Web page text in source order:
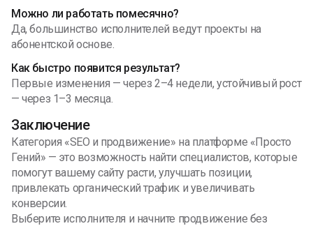
Можно ли работать помесячно?
Да, большинство исполнителей ведут проекты на
абонентской основе.
Как быстро появится результат?
Первые изменения — через 2–4 недели, устойчивый рост
— через 1–3 месяца.
Заключение
Категория «SEO и продвижение» на платформе «Просто
Гений» — это возможность найти специалистов, которые
помогут вашему сайту расти, улучшать позиции,
привлекать органический трафик и увеличивать
конверсии.
Выберите исполнителя и начните продвижение без